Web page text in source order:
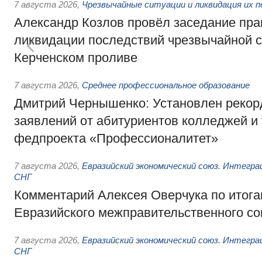
7 августа 2026, Чрезвычайные ситуации и ликвидация их
Александр Козлов провёл заседание
ликвидации последствий чрезвычайной
Керченском проливе
7 августа 2026, Среднее профессиональное образование
Дмитрий Чернышенко: Установлен
заявлений от абитуриентов колледжей и
федпроекта «Профессионалитет»
7 августа 2026, Евразийский экономический союз.
СНГ
Комментарий Алексея Оверчука по
Евразийского межправительственного
7 августа 2026, Евразийский экономический союз.
СНГ